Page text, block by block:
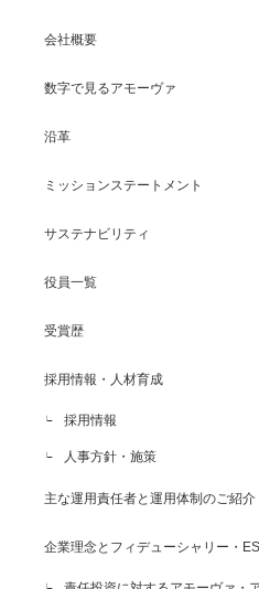
会社概要
数字で見るアモーヴァ
沿革
ミッションステートメント
サステナビリティ
役員一覧
受賞歴
採用情報・人材育成
採用情報
人事方針・施策
主な運用責任者と運用体制のご紹介
企業理念とフィデューシャリー・